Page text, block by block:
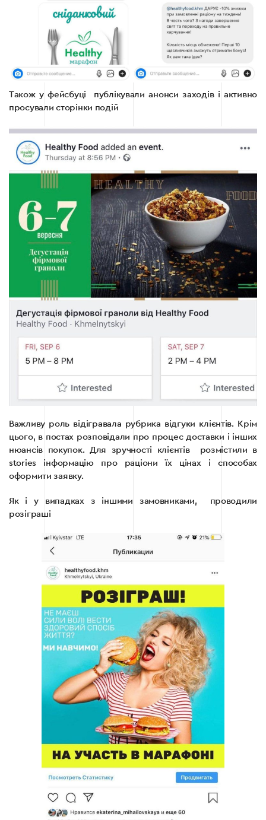
Також у фейсбуці публікували анонси заходів і активно
просували сторінки подій
Важливу роль відігравала рубрика відгуки клієнтів. Крім
цього, в постах розповідали про процес доставки і інших
нюансів покупок. Для зручності клієнтів розмістили в
stories інформацію про раціони їх цінах і способах
оформити заявку.
Як і у випадках з іншими замовниками, проводили
розіграші